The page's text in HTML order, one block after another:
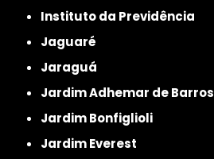
Instituto da Previdência
Jaguaré
Jaraguá
Jardim Adhemar de Barros
Jardim Bonfiglioli
Jardim Everest